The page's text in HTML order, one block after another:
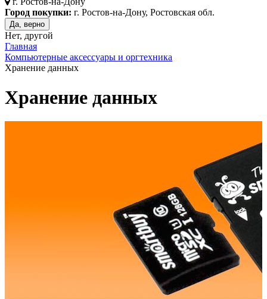
Город покупки: г. Ростов-на-Дону, Ростовская обл.
Да, верно
Нет, другой
Главная
Компьютерные аксессуары и оргтехника
Хранение данных
Хранение данных